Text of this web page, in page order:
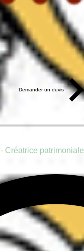
Demander un devis
- Créatrice patrimoniale